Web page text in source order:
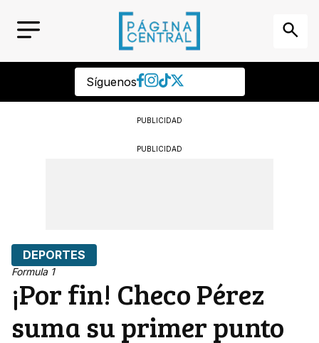
Síguenos
PUBLICIDAD
PUBLICIDAD
DEPORTES
Formula 1
¡Por fin! Checo Pérez
suma su primer punto